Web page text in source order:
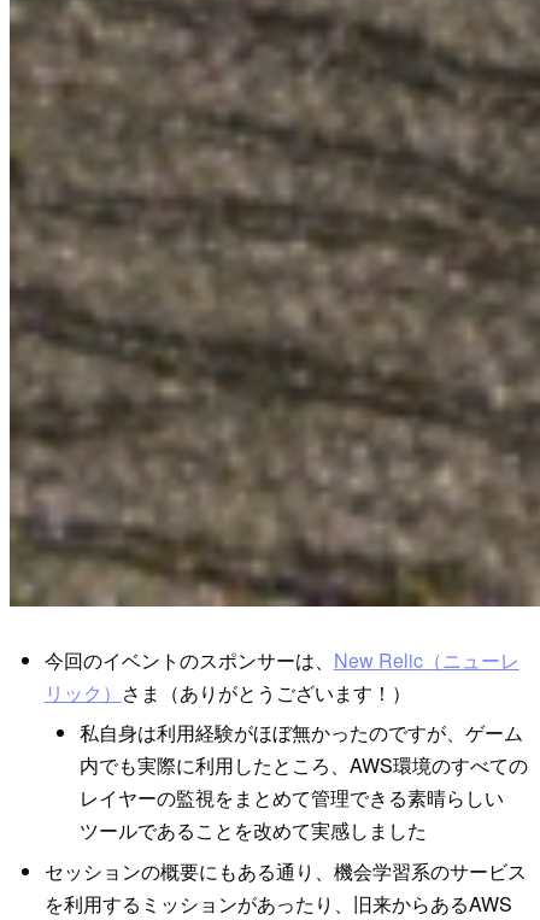
今回のイベントのスポンサーは、 New Relic（ニューレ
リック） さま（ありがとうございます！）
私自身は利用経験がほぼ無かったのですが、ゲーム
内でも実際に利用したところ、AWS環境のすべての
レイヤーの監視をまとめて管理できる素晴らしい
ツールであることを改めて実感しました
セッションの概要にもある通り、機会学習系のサービス
を利用するミッションがあったり、旧来からあるAWS